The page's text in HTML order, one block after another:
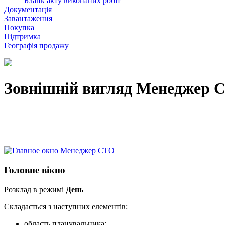
Документація
Завантаження
Покупка
Підтримка
Географія продажу
Зовнішній вигляд Менеджер
Головне вікно
Розклад в режимі День
Складається з наступних елементів: